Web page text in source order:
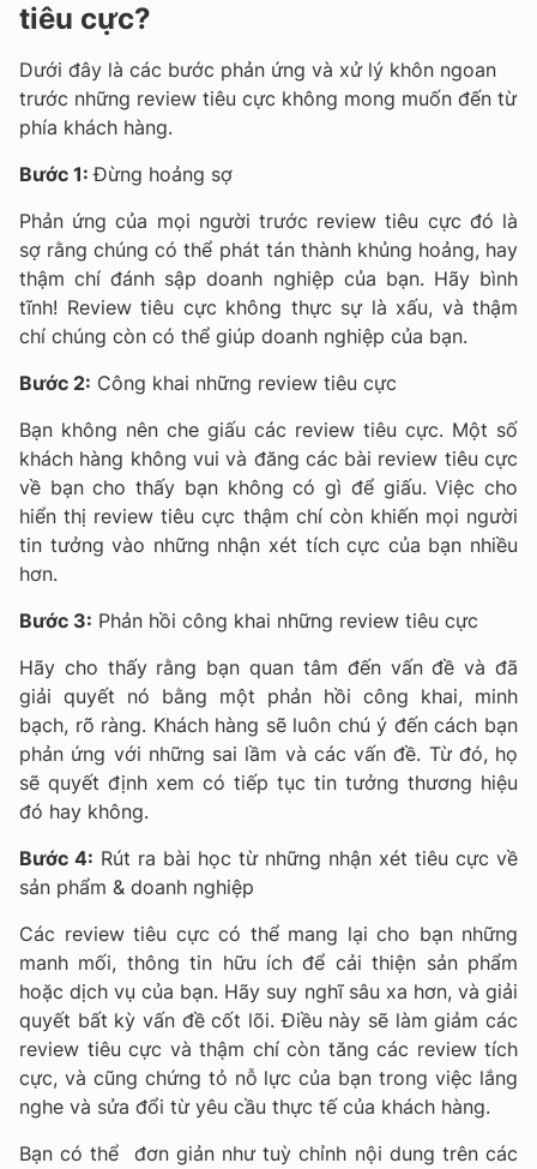
tiêu cực?
Dưới đây là các bước phản ứng và xử lý khôn ngoan
trước những review tiêu cực không mong muốn đến từ
phía khách hàng.
Bước 1:Đừng hoảng sợ
Phản ứng của mọi người trước review tiêu cực đó là
sợ rằng chúng có thể phát tán thành khủng hoảng, hay
thậm chí đánh sập doanh nghiệp của bạn. Hãy bình
tĩnh! Review tiêu cực không thực sự là xấu, và thậm
chí chúng còn có thể giúp doanh nghiệp của bạn.
Bước 2: Công khai những review tiêu cực
Bạn không nên che giấu các review tiêu cực. Một số
khách hàng không vui và đăng các bài review tiêu cực
về bạn cho thấy bạn không có gì để giấu. Việc cho
hiển thị review tiêu cực thậm chí còn khiến mọi người
tin tưởng vào những nhận xét tích cực của bạn nhiều
hơn.
Bước 3: Phản hồi công khai những review tiêu cực
Hãy cho thấy rằng bạn quan tâm đến vấn đề và đã
giải quyết nó bằng một phản hồi công khai, minh
bạch, rõ ràng. Khách hàng sẽ luôn chú ý đến cách bạn
phản ứng với những sai lầm và các vấn đề. Từ đó, họ
sẽ quyết định xem có tiếp tục tin tưởng thương hiệu
đó hay không.
Bước 4: Rút ra bài học từ những nhận xét tiêu cực về
sản phẩm & doanh nghiệp
Các review tiêu cực có thể mang lại cho bạn những
manh mối, thông tin hữu ích để cải thiện sản phẩm
hoặc dịch vụ của bạn. Hãy suy nghĩ sâu xa hơn, và giải
quyết bất kỳ vấn đề cốt lõi. Điều này sẽ làm giảm các
review tiêu cực và thậm chí còn tăng các review tích
cực, và cũng chứng tỏ nỗ lực của bạn trong việc lắng
nghe và sửa đổi từ yêu cầu thực tế của khách hàng.
Bạn có thể đơn giản như tuỳ chỉnh nội dung trên các